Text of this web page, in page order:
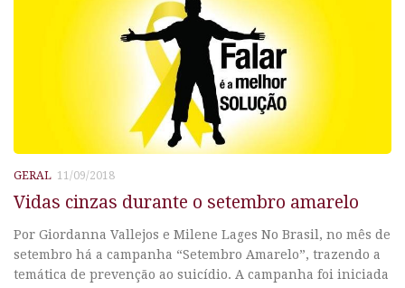
GERAL 11/09/2018
Vidas cinzas durante o setembro amarelo
Por Giordanna Vallejos e Milene Lages No Brasil, no mês de
setembro há a campanha “Setembro Amarelo”, trazendo a
temática de prevenção ao suicídio. A campanha foi iniciada